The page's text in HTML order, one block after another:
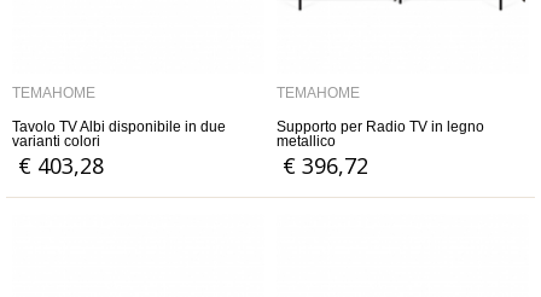
TEMAHOME
Tavolo TV Albi disponibile in due
varianti colori
€ 403,28
TEMAHOME
Supporto per Radio TV in legno
metallico
€ 396,72